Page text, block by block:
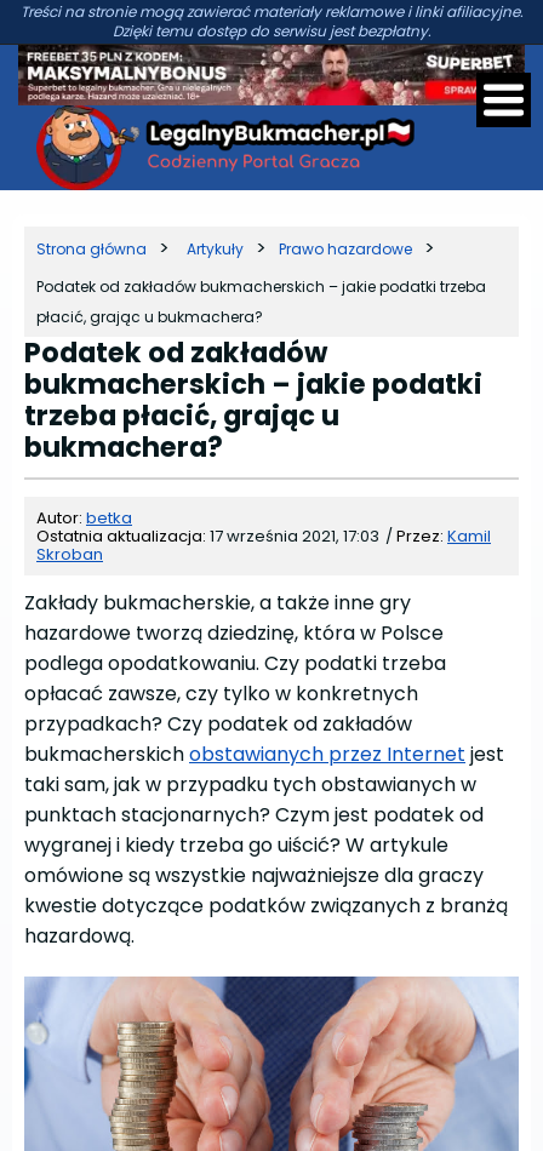
Treści na stronie mogą zawierać materiały reklamowe i linki afiliacyjne.
Dzięki temu dostęp do serwisu jest bezpłatny.
Strona główna Artykuły
Prawo hazardowe
Podatek od zakładów bukmacherskich – jakie podatki trzeba
płacić, grając u bukmachera?
Podatek od zakładów
bukmacherskich – jakie podatki
trzeba płacić, grając u
bukmachera?
Autor: betka
Ostatnia aktualizacja: 17 września 2021, 17:03 /Przez: Kamil
Skroban
Zakłady bukmacherskie, a także inne gry
hazardowe tworzą dziedzinę, która w Polsce
podlega opodatkowaniu. Czy podatki trzeba
opłacać zawsze, czy tylko w konkretnych
przypadkach? Czy podatek od zakładów
bukmacherskichobstawianych przez Internet jest
taki sam, jak w przypadku tych obstawianych w
punktach stacjonarnych? Czym jest podatek od
wygranej i kiedy trzeba go uiścić? W artykule
omówione są wszystkie najważniejsze dla graczy
kwestie dotyczące podatków związanych z branżą
hazardową.